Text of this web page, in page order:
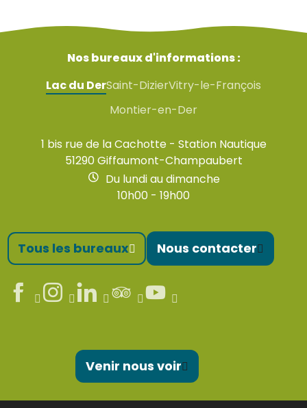
Nos bureaux d'informations :
Lac du DerSaint-DizierVitry-le-François
Montier-en-Der
1 bis rue de la Cachotte - Station Nautique
51290 Giffaumont-Champaubert
Du lundi au dimanche
10h00 - 19h00
Tous les bureaux Nous contacter
Venir nous voir